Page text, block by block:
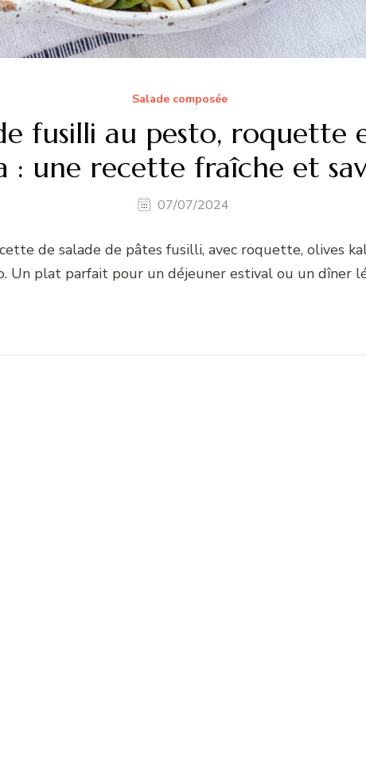
Salade composée
fusilli au pesto, roquette
: une recette fraîche et
07/07/2024
de salade de pâtes fusilli, avec roquette, olives
Un plat parfait pour un déjeuner estival ou un dîner